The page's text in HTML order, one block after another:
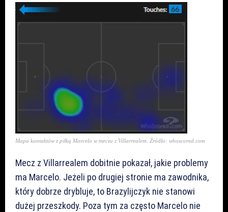
Mapa kontaktów z piłką Marcelo w meczu z Villarrealem. Źródło: whoscored.com
Mecz z Villarrealem dobitnie pokazał, jakie problemy
ma Marcelo. Jeżeli po drugiej stronie ma zawodnika,
który dobrze drybluje, to Brazylijczyk nie stanowi
dużej przeszkody. Poza tym za często Marcelo nie